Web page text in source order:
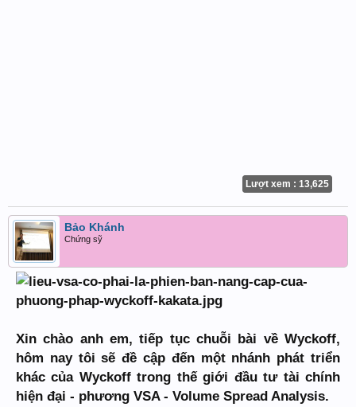
Lượt xem : 13,625
Bảo Khánh
Chứng sỹ
Xin chào anh em, tiếp tục chuỗi bài về Wyckoff,
hôm nay tôi sẽ đề cập đến một nhánh phát triển
khác của Wyckoff trong thế giới đầu tư tài chính
hiện đại - phương VSA - Volume Spread Analysis.